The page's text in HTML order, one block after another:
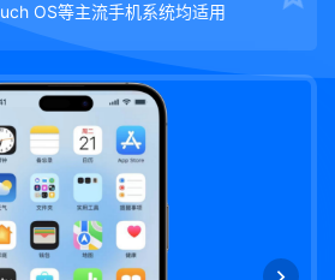
OS等主流手机系统均适用